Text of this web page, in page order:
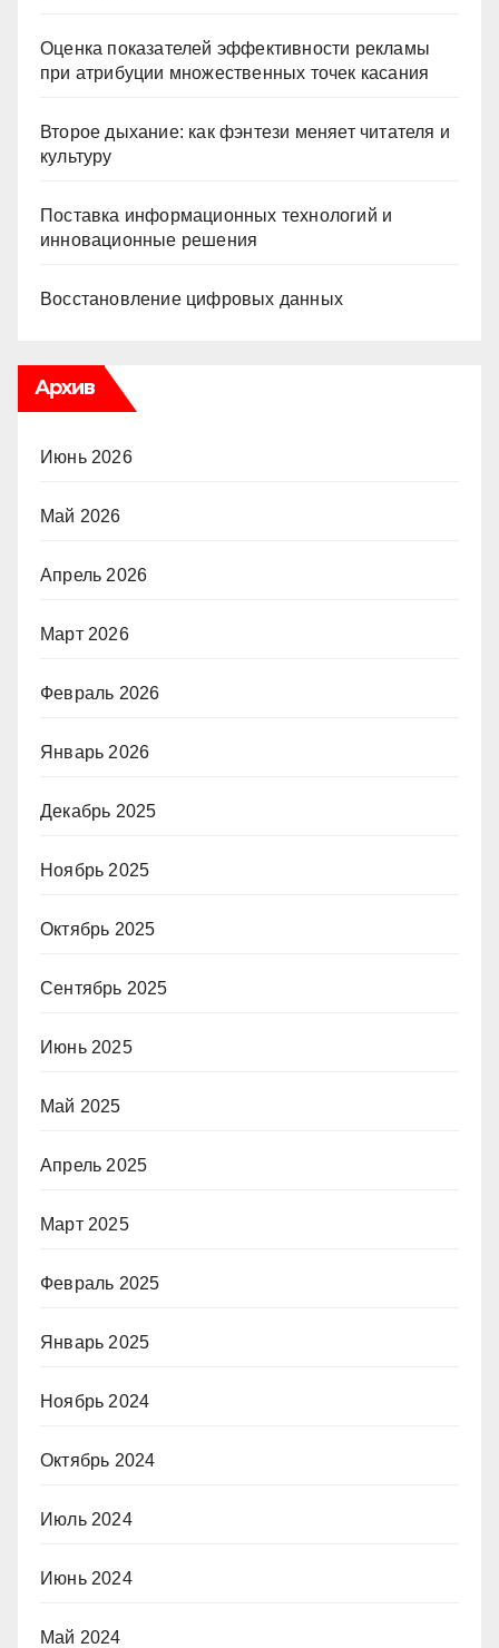
Оценка показателей эффективности рекламы
при атрибуции множественных точек касания
Второе дыхание: как фэнтези меняет читателя и
культуру
Поставка информационных технологий и
инновационные решения
Восстановление цифровых данных
Архив
Июнь 2026
Май 2026
Апрель 2026
Март 2026
Февраль 2026
Январь 2026
Декабрь 2025
Ноябрь 2025
Октябрь 2025
Сентябрь 2025
Июнь 2025
Май 2025
Апрель 2025
Март 2025
Февраль 2025
Январь 2025
Ноябрь 2024
Октябрь 2024
Июль 2024
Июнь 2024
Май 2024